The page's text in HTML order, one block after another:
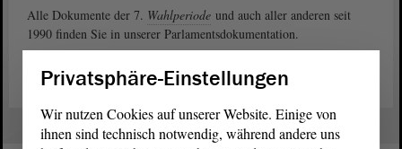
Alle Dokumente der 7. Wahlperiode und auch aller anderen seit
1990 finden Sie in unserer Parlamentsdokumentation.
Privatsphäre-Einstellungen
Wir nutzen Cookies auf unserer Website. Einige von
ihnen sind technisch notwendig, während andere uns